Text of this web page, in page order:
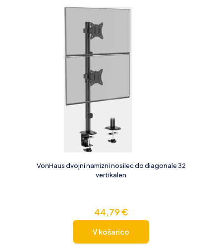
VonHaus dvojni namizni nosilec do diagonale 32
vertikalen
44,79€
V košarico